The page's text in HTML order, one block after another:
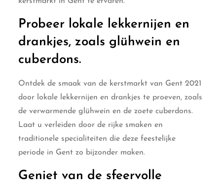
Probeer lokale lekkernijen en
drankjes, zoals glühwein en
cuberdons.
Ontdek de smaak van de kerstmarkt van Gent 2021
door lokale lekkernijen en drankjes te proeven, zoals
de verwarmende glühwein en de zoete cuberdons.
Laat u verleiden door de rijke smaken en
traditionele specialiteiten die deze feestelijke
periode in Gent zo bijzonder maken.
Geniet van de sfeervolle